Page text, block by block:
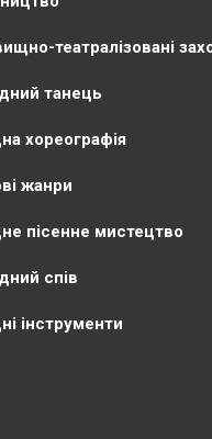
театралізовані
танець
хореографія
жанри
пісенне мистецтво
спів
інструменти